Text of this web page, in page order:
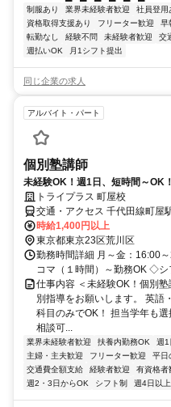
制服あり 業界未経験者歓迎 社員登用
資格取得支援あり
フリーター歓迎 早
転勤なし
経験不問 未経験者歓迎 交
週払いOK
月1シフト提出
同じ企業の求人
アルバイト・パート
個別塾講師
未経験OK！週1日、短時間～OK
トライプラス 町屋校
交通・アクセス 千代田線町屋
時給1,400円以上
東京都東京23区荒川区
勤務時間詳細 月～金：16:00
コマ（１時間）～勤務OK ◇シ
仕事内容 ＜未経験OK！個別
別指導をお願いします。 英語
科目のみでOK！ 担当学年も
相談可...
業界未経験者歓迎 扶養内勤務OK 週1
主婦・主夫歓迎
フリーター歓迎 平日
交通費全額支給
経験者歓迎 有資格者
週2・3日からOK
シフト制 週4日以